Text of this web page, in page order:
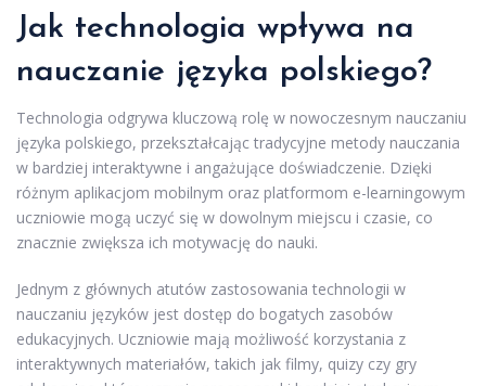
Jak technologia wpływa na
nauczanie języka polskiego?
Technologia odgrywa kluczową rolę w nowoczesnym nauczaniu
języka polskiego, przekształcając tradycyjne metody nauczania
w bardziej interaktywne i angażujące doświadczenie. Dzięki
różnym aplikacjom mobilnym oraz platformom e-learningowym
uczniowie mogą uczyć się w dowolnym miejscu i czasie, co
znacznie zwiększa ich motywację do nauki.
Jednym z głównych atutów zastosowania technologii w
nauczaniu języków jest dostęp do bogatych zasobów
edukacyjnych. Uczniowie mają możliwość korzystania z
interaktywnych materiałów, takich jak filmy, quizy czy gry